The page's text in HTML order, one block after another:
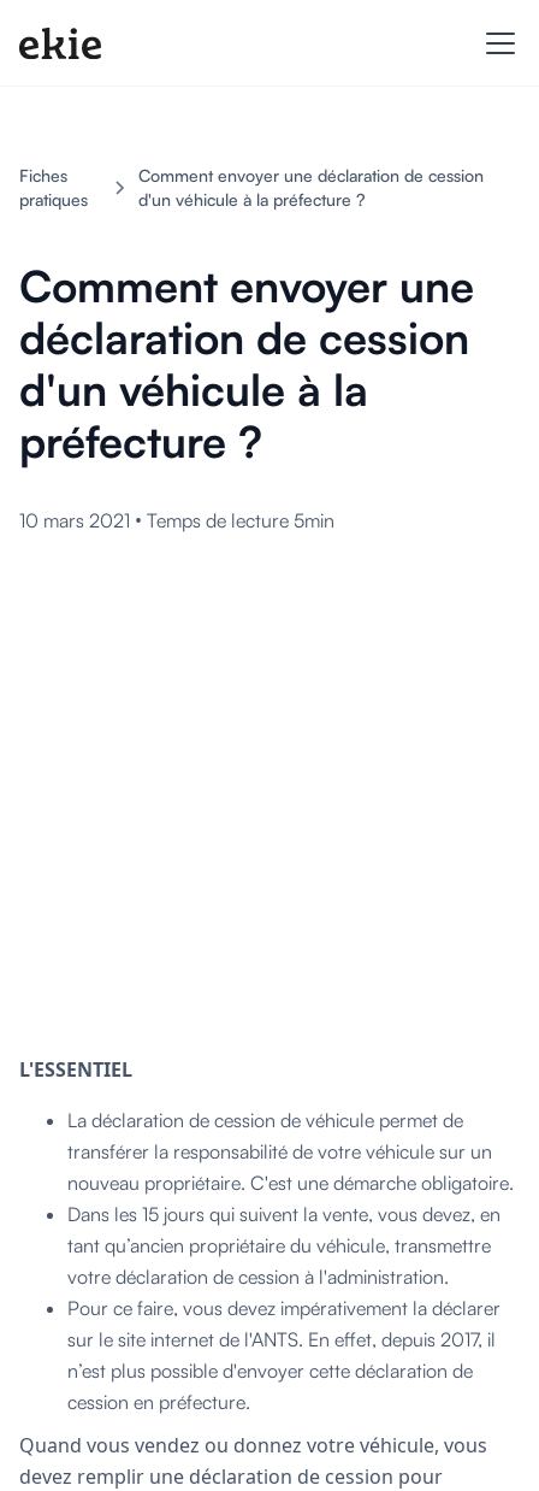
Fiches
pratiques
Comment envoyer une déclaration de cession
d'un véhicule à la préfecture ?
Comment envoyer une
déclaration de cession
d'un véhicule à la
préfecture ?
10 mars 2021 • Temps de lecture 5min
L'ESSENTIEL
La déclaration de cession de véhicule permet de
transférer la responsabilité de votre véhicule sur un
nouveau propriétaire. C'est une démarche obligatoire.
Dans les 15 jours qui suivent la vente, vous devez, en
tant qu’ancien propriétaire du véhicule, transmettre
votre déclaration de cession à l'administration.
Pour ce faire, vous devez impérativement la déclarer
sur le site internet de l'ANTS. En effet, depuis 2017, il
n’est plus possible d'envoyer cette déclaration de
cession en préfecture.
Quand vous vendez ou donnez votre véhicule, vous
devez remplir une déclaration de cession pour